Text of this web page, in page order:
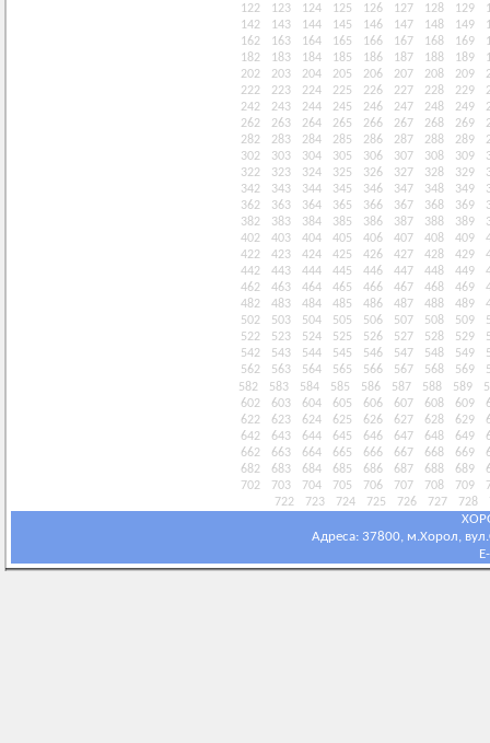
122
123 124 125 126 127 128 129
142
143 144 145 146 147 148 149
162
163 164 165 166 167 168 169
182
183 184 185 186 187 188 189
202
203 204 205 206 207 208 209
222
223 224 225 226 227 228 229
242
243 244 245 246 247 248 249
262
263 264 265 266 267 268 269
282
283 284 285 286 287 288 289
302
303 304 305 306 307 308 309
322
323 324 325 326 327 328 329
342
343 344 345 346 347 348 349
362
363 364 365 366 367 368 369
382
383 384 385 386 387 388 389
402
403 404 405 406 407 408 409
422
423 424 425 426 427 428 429
442
443 444 445 446 447 448 449
462
463 464 465 466 467 468 469
482
483 484 485 486 487 488 489
502
503 504 505 506 507 508 509
522
523 524 525 526 527 528 529
542
543 544 545 546 547 548 549
562
563 564 565 566 567 568 569
582
583 584 585 586 587 588 589
602
603 604 605 606 607 608 609
622
623 624 625 626 627 628 629
642
643 644 645 646 647 648 649
662
663 664 665 666 667 668 669
682
683 684 685 686 687 688 689
702
703 704 705 706 707 708 709
722
723 724 725 726 727 728
Адреса: 37800, м.Хорол,